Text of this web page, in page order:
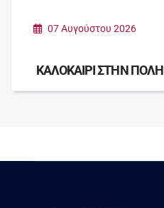
07 Αυγούστου 2026
ΚΑΛΟΚΑΙΡΙ ΣΤΗΝ ΠΟΛΗ